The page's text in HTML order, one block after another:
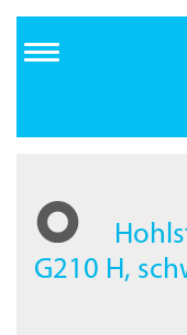
Inhalt
G210 H,